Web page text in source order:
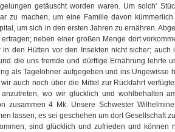
getäuscht worden waren. Um solch'
zu machen, um eine Familie davon
um sich in den ersten Jahren zu ernähren.
neben einer großen Menge dort
den Hütten vor den Insekten nicht sicher; auch
die uns fremde und dürftige Ernährung lehrte
als Tagelöhner aufgegeben und ins Ungewisse
auch noch über die Mittel zur Rückfahrt
wo wir glücklich und wohlbehalten
zusammen 4 Mk. Unsere Schwester
lassen, es sei geschehen um dort Gesellschaft
sind glücklich und zufrieden und können